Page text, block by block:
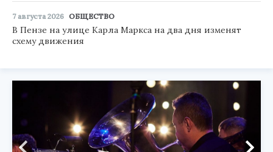
7 августа 2026 ОБЩЕСТВО
В Пензе на улице Карла Маркса на два дня изменят
схему движения